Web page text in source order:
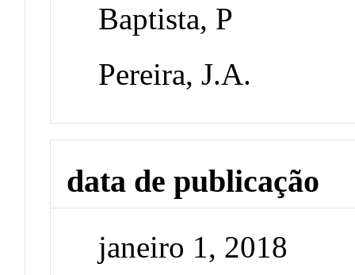
Baptista, P
Pereira, J.A.
data de publicação
janeiro 1, 2018